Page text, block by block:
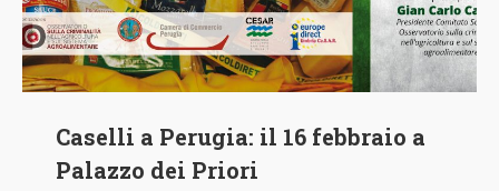
Caselli a Perugia: il 16 febbraio a
Palazzo dei Priori